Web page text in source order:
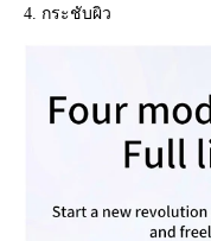
4. กระชับผิว